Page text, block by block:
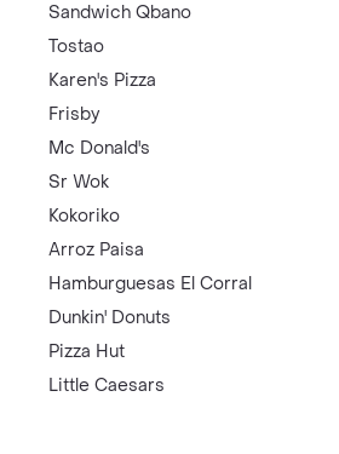
Sandwich Qbano
Tostao
Karen's Pizza
Frisby
Mc Donald's
Sr Wok
Kokoriko
Arroz Paisa
Hamburguesas El Corral
Dunkin' Donuts
Pizza Hut
Little Caesars